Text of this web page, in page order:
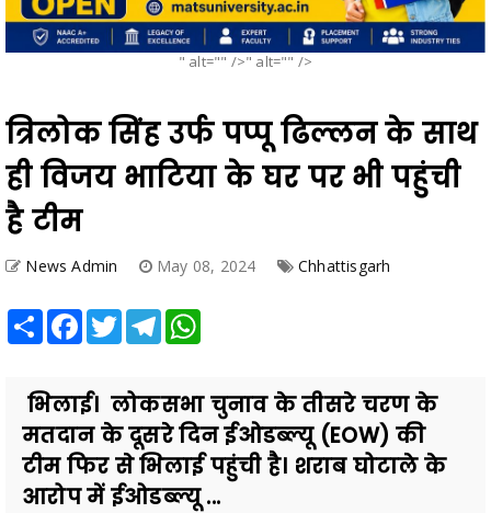
" alt="" />" alt="" />
त्रिलोक सिंह उर्फ पप्पू ढिल्लन के साथ
ही विजय भाटिया के घर पर भी पहुंची
है टीम
News Admin May 08, 2024 Chhattisgarh
Share Facebook
TwitterTelegram
भिलाई। लोकसभा चुनाव के तीसरे चरण के
मतदान के दूसरे दिन ईओडब्ल्यू (EOW) की
टीम फिर से भिलाई पहुंची है। शराब घोटाले के
आरोप में ईओडब्ल्यू ...